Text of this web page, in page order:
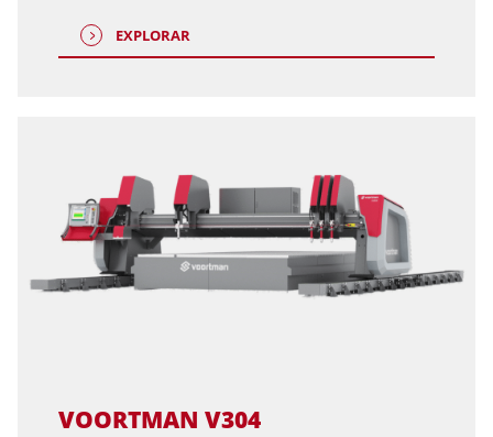
EXPLORAR
VOORTMAN V304